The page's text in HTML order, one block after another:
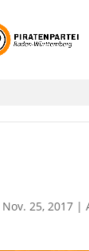
Nov. 25, 2017|